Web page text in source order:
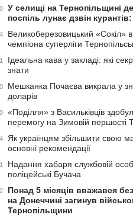
У селищі на Тернопільщині
поспіль лунає дзвін
Великоберезовицький «Сокіл»
чемпіона суперліги
Ідеальна кава у закладі: які
знати
Мешканка Почаєва викрала у
доларів
«Поділля» з Васильківців
перемогу на Зимовій першості
Як українцям збільшити свою
основні рекомендації
Надання хабаря службовій
поліцейські Бучача
Понад 5 місяців вважався
на Донеччині загинув
Тернопільщини